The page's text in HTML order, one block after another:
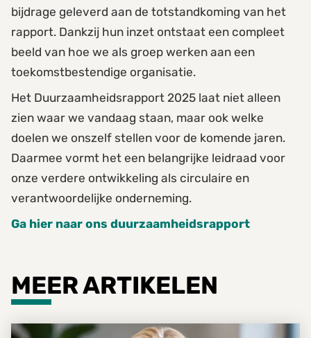
bijdrage geleverd aan de totstandkoming van het
rapport. Dankzij hun inzet ontstaat een compleet
beeld van hoe we als groep werken aan een
toekomstbestendige organisatie.
Het Duurzaamheidsrapport 2025 laat niet alleen
zien waar we vandaag staan, maar ook welke
doelen we onszelf stellen voor de komende jaren.
Daarmee vormt het een belangrijke leidraad voor
onze verdere ontwikkeling als circulaire en
verantwoordelijke onderneming.
Ga hier naar ons duurzaamheidsrapport
MEER ARTIKELEN
MARJA VAN DER STELT IS ONZE NIEUWE PAYROLL